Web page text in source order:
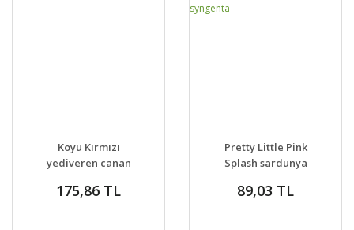
DETAYLAR
VER
Koyu Kırmızı
yediveren canan
clarion dark red
175,86 TL
DETAYLAR
VER
Pretty Little Pink
Splash sardunya
syngenta
89,03 TL